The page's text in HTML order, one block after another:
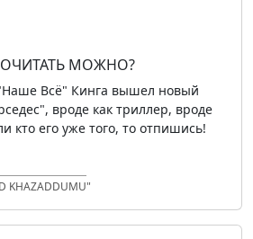
МОЖНО?
"Наше Всё" Кинга вышел новый
вроде как триллер, вроде
кто его уже того, то отпишись!
KHAZADDUMU"